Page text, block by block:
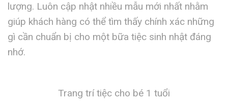
lượng. Luôn cập nhật nhiều mẫu mới nhất nhằm
giúp khách hàng có thể tìm thấy chính xác những
gì cần chuẩn bị cho một bữa tiệc sinh nhật đáng
nhớ.
Trang trí tiệc cho bé 1 tuổi